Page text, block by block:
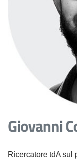
Giovanni
Ricercatore tdA sul